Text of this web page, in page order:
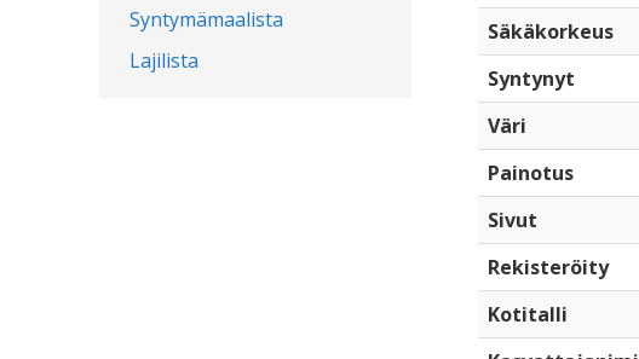
Syntymämaalista
Lajilista
Säkäkorkeus
Syntynyt
Väri
Painotus
Sivut
Rekisteröity
Kotitalli